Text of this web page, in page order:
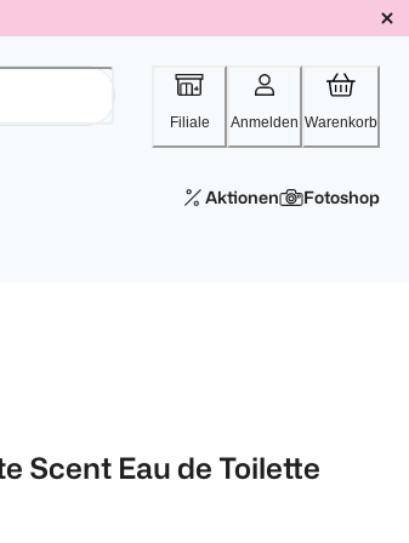
Filiale Anmelden Warenkorb
Aktionen Fotoshop
Scent Eau de Toilette